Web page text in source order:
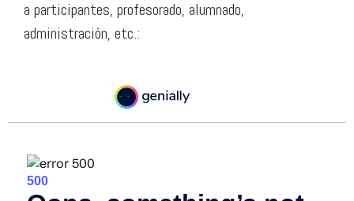
a participantes, profesorado, alumnado,
administración, etc.: